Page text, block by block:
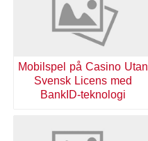
Mobilspel på Casino Utan
Svensk Licens med
BankID-teknologi